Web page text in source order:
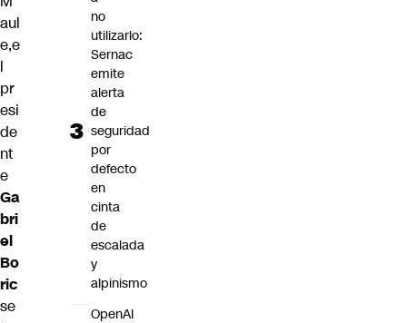
aul
e,e
l
pr
esi
de
nt
e
Ga
bri
el
Bo
ric
se
no
utilizarlo:
Sernac
emite
alerta
de
seguridad
por
defecto
en
cinta
de
escalada
y
alpinismo
OpenAI